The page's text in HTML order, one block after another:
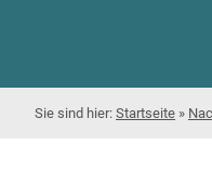
Startseite »